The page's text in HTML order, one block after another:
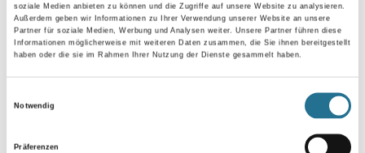
soziale Medien anbieten zu können und die Zugriffe auf unsere Website zu analysieren.
Außerdem geben wir Informationen zu Ihrer Verwendung unserer Website an unsere
Partner für soziale Medien, Werbung und Analysen weiter. Unsere Partner führen diese
Informationen möglicherweise mit weiteren Daten zusammen, die Sie ihnen bereitgestellt
haben oder die sie im Rahmen Ihrer Nutzung der Dienste gesammelt haben.
Notwendig
Präferenzen
Umrechnungsfaktoren